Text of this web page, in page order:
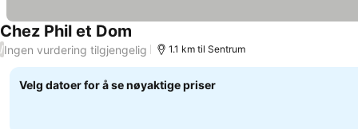
Chez Phil et Dom Se priser
/Ingen vurdering tilgjengelig 1.1 km til Sentrum
Velg datoer for å se nøyaktige priser